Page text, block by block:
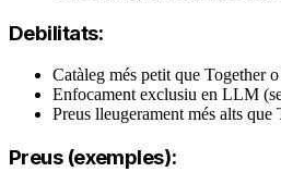
Debilitats:
Catàleg més petit que Together
Enfocament exclusiu en LLM
Preus lleugerament més alts que
Preus (exemples):